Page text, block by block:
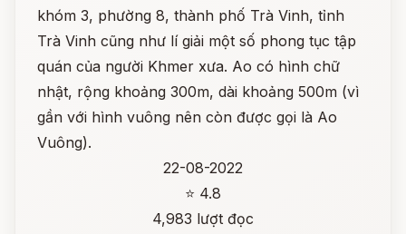
khóm 3, phường 8, thành phố Trà Vinh, tỉnh
Trà Vinh cũng như lí giải một số phong tục tập
quán của người Khmer xưa. Ao có hình chữ
nhật, rộng khoảng 300m, dài khoảng 500m (vì
gần với hình vuông nên còn được gọi là Ao
Vuông).
22-08-2022
⭐ 4.8
4,983 lượt đọc